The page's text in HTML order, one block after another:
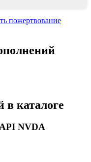
пожертвование
в каталоге
API NVDA